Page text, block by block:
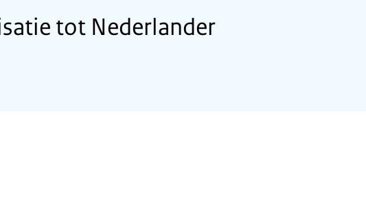
tot Nederlander